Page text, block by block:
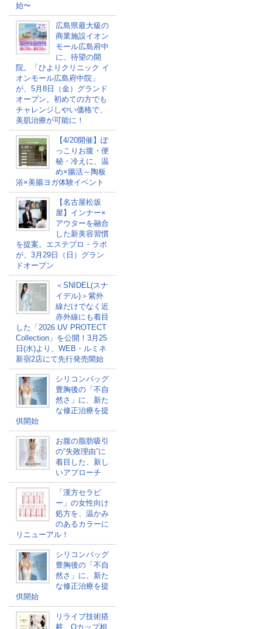
始〜
広島県最大級の
商業施設イオン
モール広島府中
に、待望の開
院。「ひよりクリニック イ
オンモール広島府中院」
が、5月8日（金）グランド
オープン。初めての方でも
チャレンジしやい価格で、
美肌治療が可能に！
【4/20開催】ぽ
っこりお腹・便
秘・冷えに、温
め×腸活～陶板
浴×美腸ヨガ体験イベント
【名古屋松坂
屋】インナー×
アウターを融合
した新美容習慣
を提案。エステプロ・ラボ
が、3月29日（日）グラン
ドオープン
＜SNIDEL(スナ
イデル)＞紫外
線だけでなく近
赤外線にも着目
した「2026 UV PROTECT
Collection」を公開！3月25
日(水)より、WEB・ルミネ
新宿2店にて先行発売開始
シリコンバッグ
豊胸後の「不自
然さ」に、新た
な修正治療を提
供開始
お腹の脂肪吸引
の“失敗理由”に
着目した、新し
いアプローチ
「漢方セラピ
ー」の女性向け
処方を、温かみ
のあるカラーに
リニューアル！
シリコンバッグ
豊胸後の「不自
然さ」に、新た
な修正治療を提
供開始
リライブ技術搭
載。Oカップ相